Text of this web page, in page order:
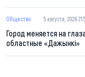
Общество 5 августа, 2026
Город меняется на
областные «Дажынкі»